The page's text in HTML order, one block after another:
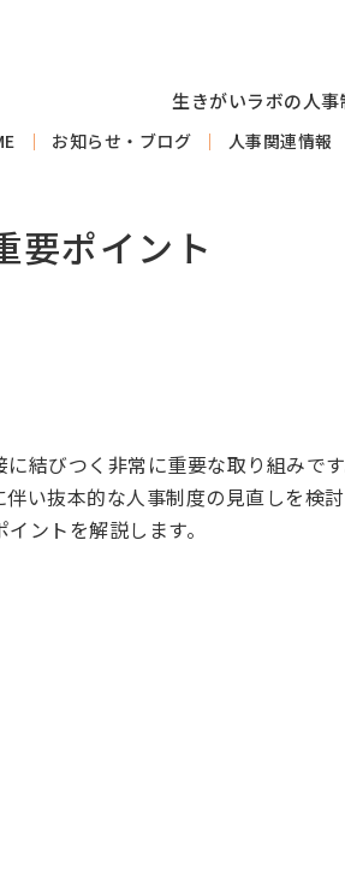
生きがいラボの人事
お知らせ・ブログ 人事関連情報
要ポイント
結びつく非常に重要な取り組みで
い抜本的な人事制度の見直しを検
ントを解説します。